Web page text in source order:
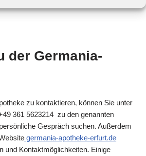
der Germania-
zu kontaktieren, können Sie unter
361 5623214 zu den genannten
Gespräch suchen. Außerdem
germania-apotheke-erfurt.de
und Kontaktmöglichkeiten. Einige